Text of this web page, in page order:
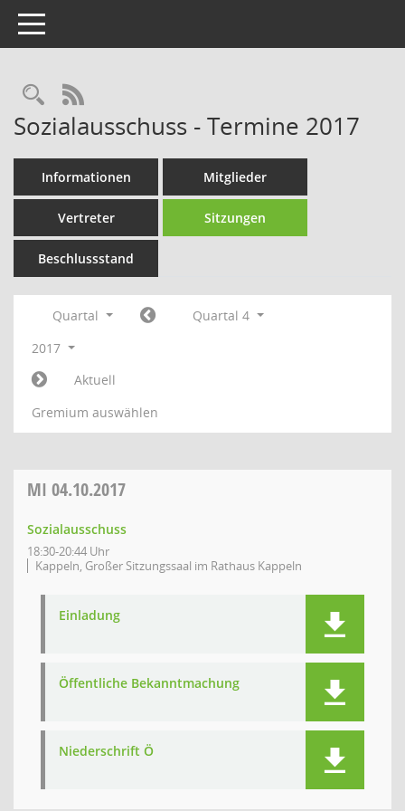
Toggle navigation
Rechercheauswahl
RSS-Feed
Sozialausschuss - Termine 2017
Informationen Mitglieder
Vertreter Sitzungen
Beschlussstand
Quartal
Quartal 4
2017
Aktuell
Gremium auswählen
MI 04.10.2017
Sozialausschuss
18:30-20:44 Uhr
Kappeln, Großer Sitzungssaal im Rathaus Kappeln
Einladung
Öffentliche Bekanntmachung
Niederschrift Ö